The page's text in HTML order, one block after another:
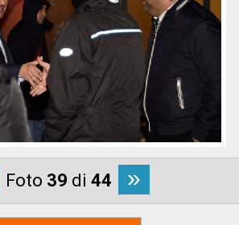
Foto 39 di 44 »